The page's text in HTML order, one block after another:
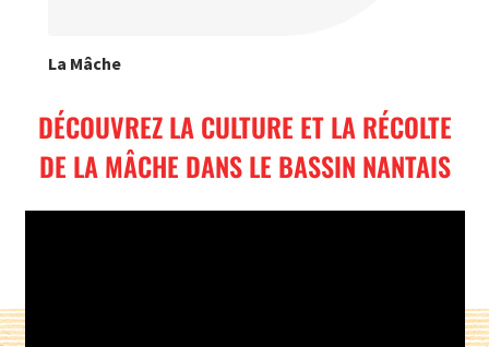
La Mâche
DÉCOUVREZ LA CULTURE ET LA RÉCOLTE
DE LA MÂCHE DANS LE BASSIN NANTAIS